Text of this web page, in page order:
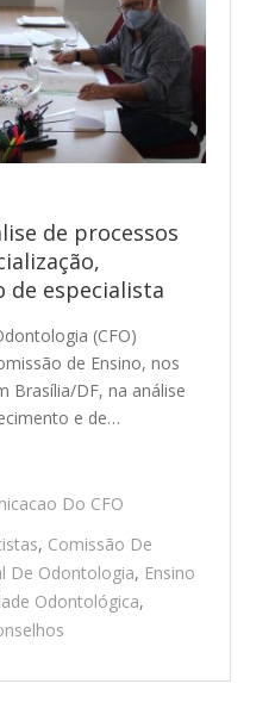
de processos
especialista
(CFO)
de Ensino, nos
Brasília/DF, na análise
e de…
Do CFO
, Comissão De
De Odontologia, Ensino
Odontológica,